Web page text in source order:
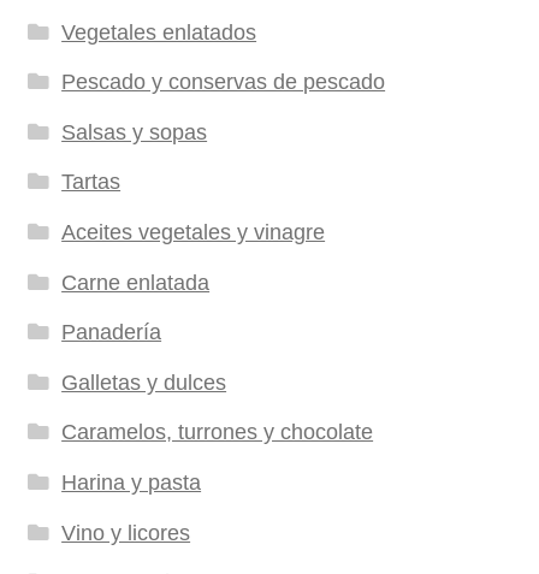
Vegetales enlatados
Pescado y conservas de pescado
Salsas y sopas
Tartas
Aceites vegetales y vinagre
Carne enlatada
Panadería
Galletas y dulces
Caramelos, turrones y chocolate
Harina y pasta
Vino y licores